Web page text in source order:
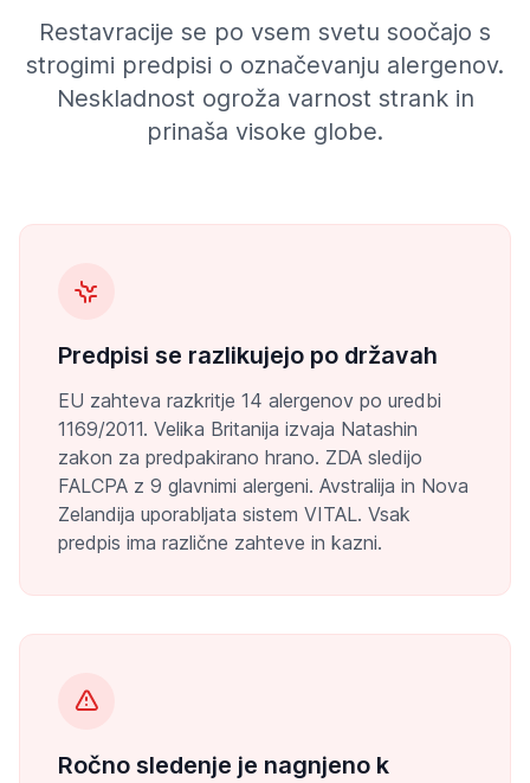
Restavracije se po vsem svetu soočajo s
strogimi predpisi o označevanju alergenov.
Neskladnost ogroža varnost strank in
prinaša visoke globe.
Predpisi se razlikujejo po državah
EU zahteva razkritje 14 alergenov po uredbi
1169/2011. Velika Britanija izvaja Natashin
zakon za predpakirano hrano. ZDA sledijo
FALCPA z 9 glavnimi alergeni. Avstralija in Nova
Zelandija uporabljata sistem VITAL. Vsak
predpis ima različne zahteve in kazni.
Ročno sledenje je nagnjeno k